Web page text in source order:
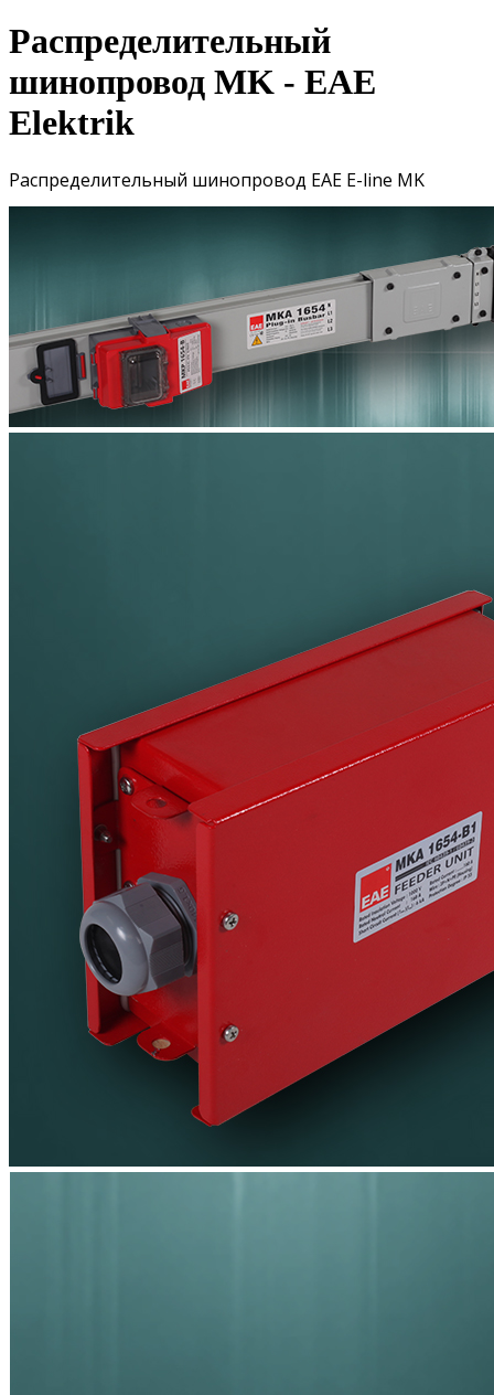
Распределительный
шинопровод MK - EAE
Elektrik
Распределительный шинопровод EAE E-line MK